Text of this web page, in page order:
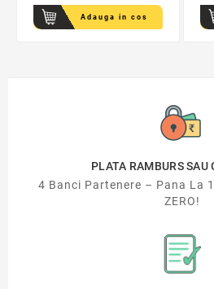
Adauga in cos
PLATA RAMBURS SAU
4 Banci Partenere – Pana La
ZERO!